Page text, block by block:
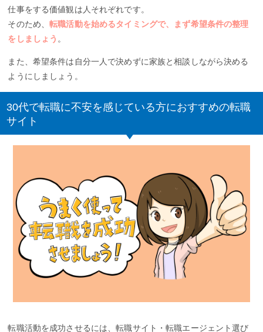
仕事をする価値観は人それぞれです。
そのため、転職活動を始めるタイミングで、まず希望条件の整理
をしましょう 。
また、希望条件は自分一人で決めずに家族と相談しながら決める
ようにしましょう。
30代で転職に不安を感じている方におすすめの転職
サイト
転職活動を成功させるには、転職サイト・転職エージェント選び